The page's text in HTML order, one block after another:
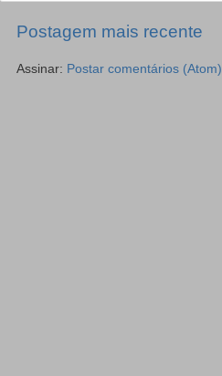
Postagem mais recente
Assinar: Postar comentários (Atom)